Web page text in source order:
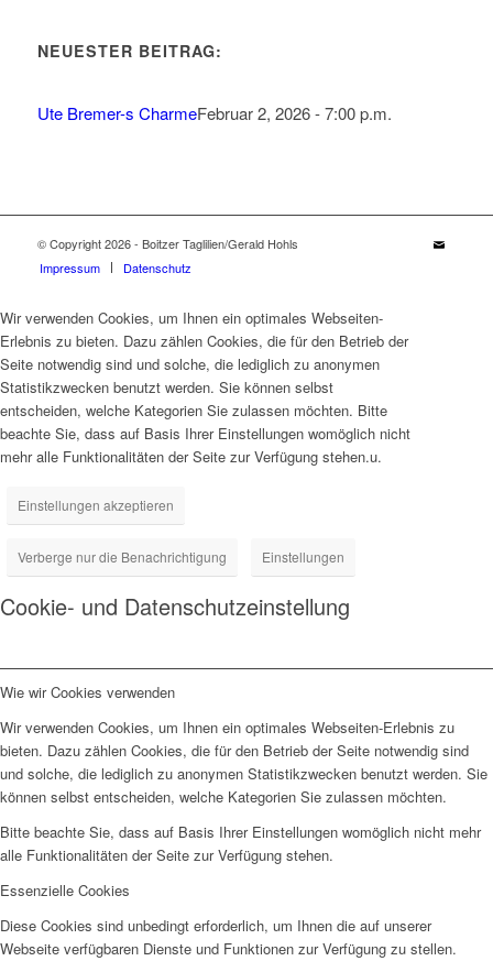
NEUESTER BEITRAG:
Ute Bremer-s CharmeFebruar 2, 2026 - 7:00 p.m.
© Copyright 2026 - Boitzer Taglilien/Gerald Hohls
Impressum
Datenschutz
Wir verwenden Cookies, um Ihnen ein optimales Webseiten-
Erlebnis zu bieten. Dazu zählen Cookies, die für den Betrieb der
Seite notwendig sind und solche, die lediglich zu anonymen
Statistikzwecken benutzt werden. Sie können selbst
entscheiden, welche Kategorien Sie zulassen möchten. Bitte
beachte Sie, dass auf Basis Ihrer Einstellungen womöglich nicht
mehr alle Funktionalitäten der Seite zur Verfügung stehen.u.
Einstellungen akzeptieren
Verberge nur die Benachrichtigung Einstellungen
Cookie- und Datenschutzeinstellung
Wie wir Cookies verwenden
Wir verwenden Cookies, um Ihnen ein optimales Webseiten-Erlebnis zu
bieten. Dazu zählen Cookies, die für den Betrieb der Seite notwendig sind
und solche, die lediglich zu anonymen Statistikzwecken benutzt werden. Sie
können selbst entscheiden, welche Kategorien Sie zulassen möchten.
Bitte beachte Sie, dass auf Basis Ihrer Einstellungen womöglich nicht mehr
alle Funktionalitäten der Seite zur Verfügung stehen.
Essenzielle Cookies
Diese Cookies sind unbedingt erforderlich, um Ihnen die auf unserer
Webseite verfügbaren Dienste und Funktionen zur Verfügung zu stellen.